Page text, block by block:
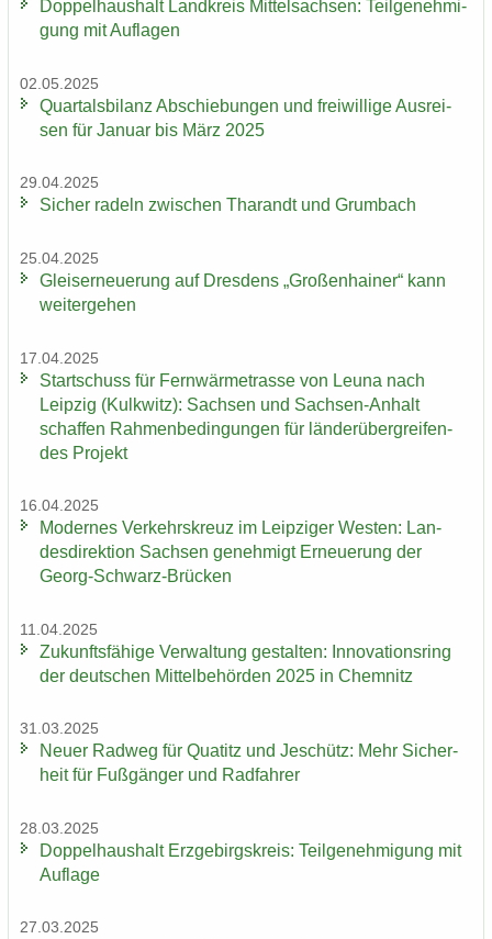
Dop­pel­haus­halt Land­kreis Mit­tel­sach­sen: Teil­ge­neh­mi­
gung mit Auf­la­gen
02.05.2025
Quar­tals­bi­lanz Ab­schie­bun­gen und frei­wil­li­ge Aus­rei­
sen für Ja­nu­ar bis März 2025
29.04.2025
Si­cher ra­deln zwi­schen Tha­randt und Grum­bach
25.04.2025
Gleis­er­neue­rung auf Dres­dens „Gro­ßen­hai­ner“ kann
wei­ter­ge­hen
17.04.2025
Start­schuss für Fern­wär­me­tras­se von Leuna nach
Leip­zig (Kulk­witz): Sach­sen und Sachsen-​Anhalt
schaf­fen Rah­men­be­din­gun­gen für län­der­über­grei­fen­
des Pro­jekt
16.04.2025
Mo­der­nes Ver­kehrs­kreuz im Leip­zi­ger Wes­ten: Lan­
des­di­rek­ti­on Sach­sen ge­neh­migt Er­neue­rung der
Georg-​Schwarz-Brücken
11.04.2025
Zu­kunfts­fä­hi­ge Ver­wal­tung ge­stal­ten: In­no­va­ti­ons­ring
der deut­schen Mit­tel­be­hör­den 2025 in Chem­nitz
31.03.2025
Neuer Rad­weg für Qua­titz und Je­schütz: Mehr Si­cher­
heit für Fuß­gän­ger und Rad­fah­rer
28.03.2025
Dop­pel­haus­halt Erz­ge­birgs­kreis: Teil­ge­neh­mi­gung mit
Auf­la­ge
27.03.2025